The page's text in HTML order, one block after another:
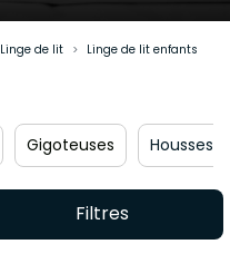
Linge de lit
Linge de lit enfants
Gigoteuses Housses
Filtres